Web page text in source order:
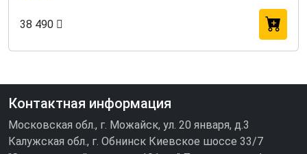
38 490
Контактная информация
Московская обл., г. Можайск, ул. 20 января, д.3
Калужская обл., г. Обнинск Киевское шоссе 33/7